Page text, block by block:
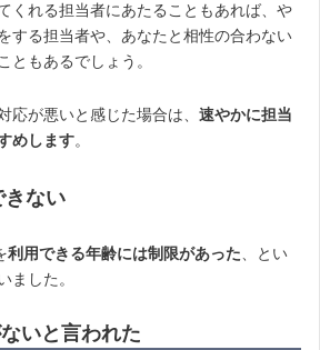
くれる担当者にあたることもあれば、や
する担当者や、あなたと相性の合わない
ともあるでしょう。
応が悪いと感じた場合は、 速やかに担当
めします。
きない
利用できる年齢には制限があった 、とい
ました。
いと言われた